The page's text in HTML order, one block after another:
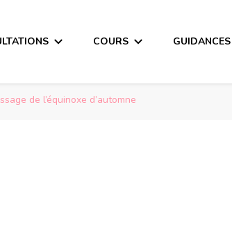
COURS
de l’équinoxe d’automne